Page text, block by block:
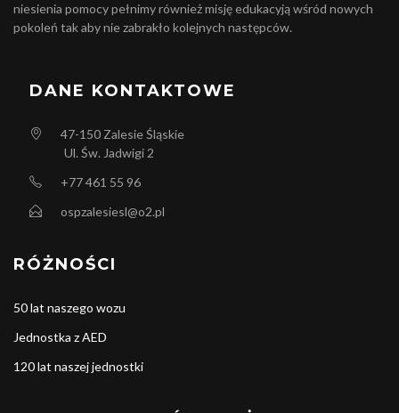
niesienia pomocy pełnimy również misję edukacyją wśród nowych
pokoleń tak aby nie zabrakło kolejnych następców.
DANE KONTAKTOWE
47-150 Zalesie Śląskie
Ul. Św. Jadwigi 2
+77 461 55 96
ospzalesiesl@o2.pl
RÓŻNOŚCI
50 lat naszego wozu
Jednostka z AED
120 lat naszej jednostki